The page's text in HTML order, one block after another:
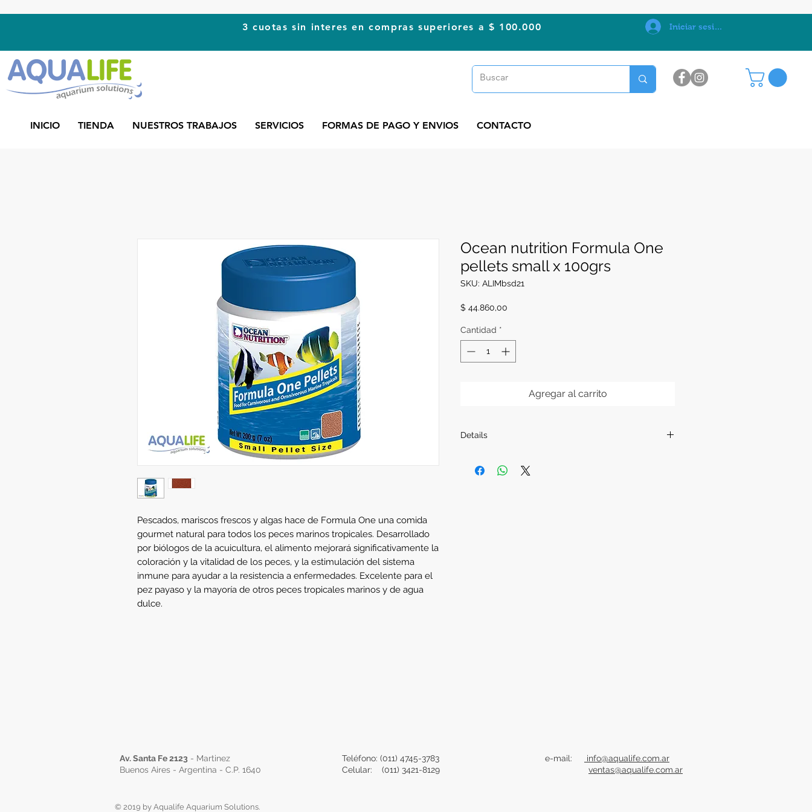
3 cuotas sin interes en compras superiores a $ 100.000 Iniciar sesión
INICIO TIENDA NUESTROS TRABAJOS SERVICIOS FORMAS DE PAGO Y ENVIOS CONTACTO
Pescados, mariscos frescos y algas hace de Formula One una comida
gourmet natural para todos los peces marinos tropicales. Desarrollado
por biólogos de la acuicultura, el alimento mejorará significativamente la
coloración y la vitalidad de los peces, y la estimulación del sistema
inmune para ayudar a la resistencia a enfermedades. Excelente para el
pez payaso y la mayoría de otros peces tropicales marinos y de agua
dulce.
Ocean nutrition Formula One
pellets small x 100grs
SKU: ALIMbsd21
$ 44.860,00
Cantidad *
Agregar al carrito
Details
Av. Santa Fe 2123 - Martinez
Buenos Aires - Argentina - C.P. 1640
Teléfono: (011) 4745-3783
Celular: (011) 3421-8129
e-mail:
info@aqualife.com.ar
ventas@aqualife.com.ar
© 2019 by Aqualife Aquarium Solutions.